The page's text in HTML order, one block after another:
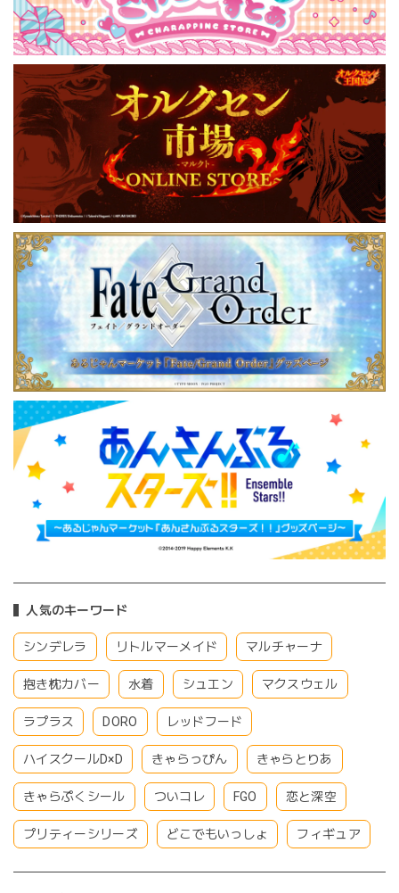
人気のキーワード
シンデレラ リトルマーメイド マルチャーナ
抱き枕カバー 水着 シュエン マクスウェル
ラプラス DORO レッドフード
ハイスクールD×D きゃらっぴん きゃらとりあ
きゃらぷくシール ついコレ FGO 恋と深空
プリティーシリーズ どこでもいっしょ フィギュア